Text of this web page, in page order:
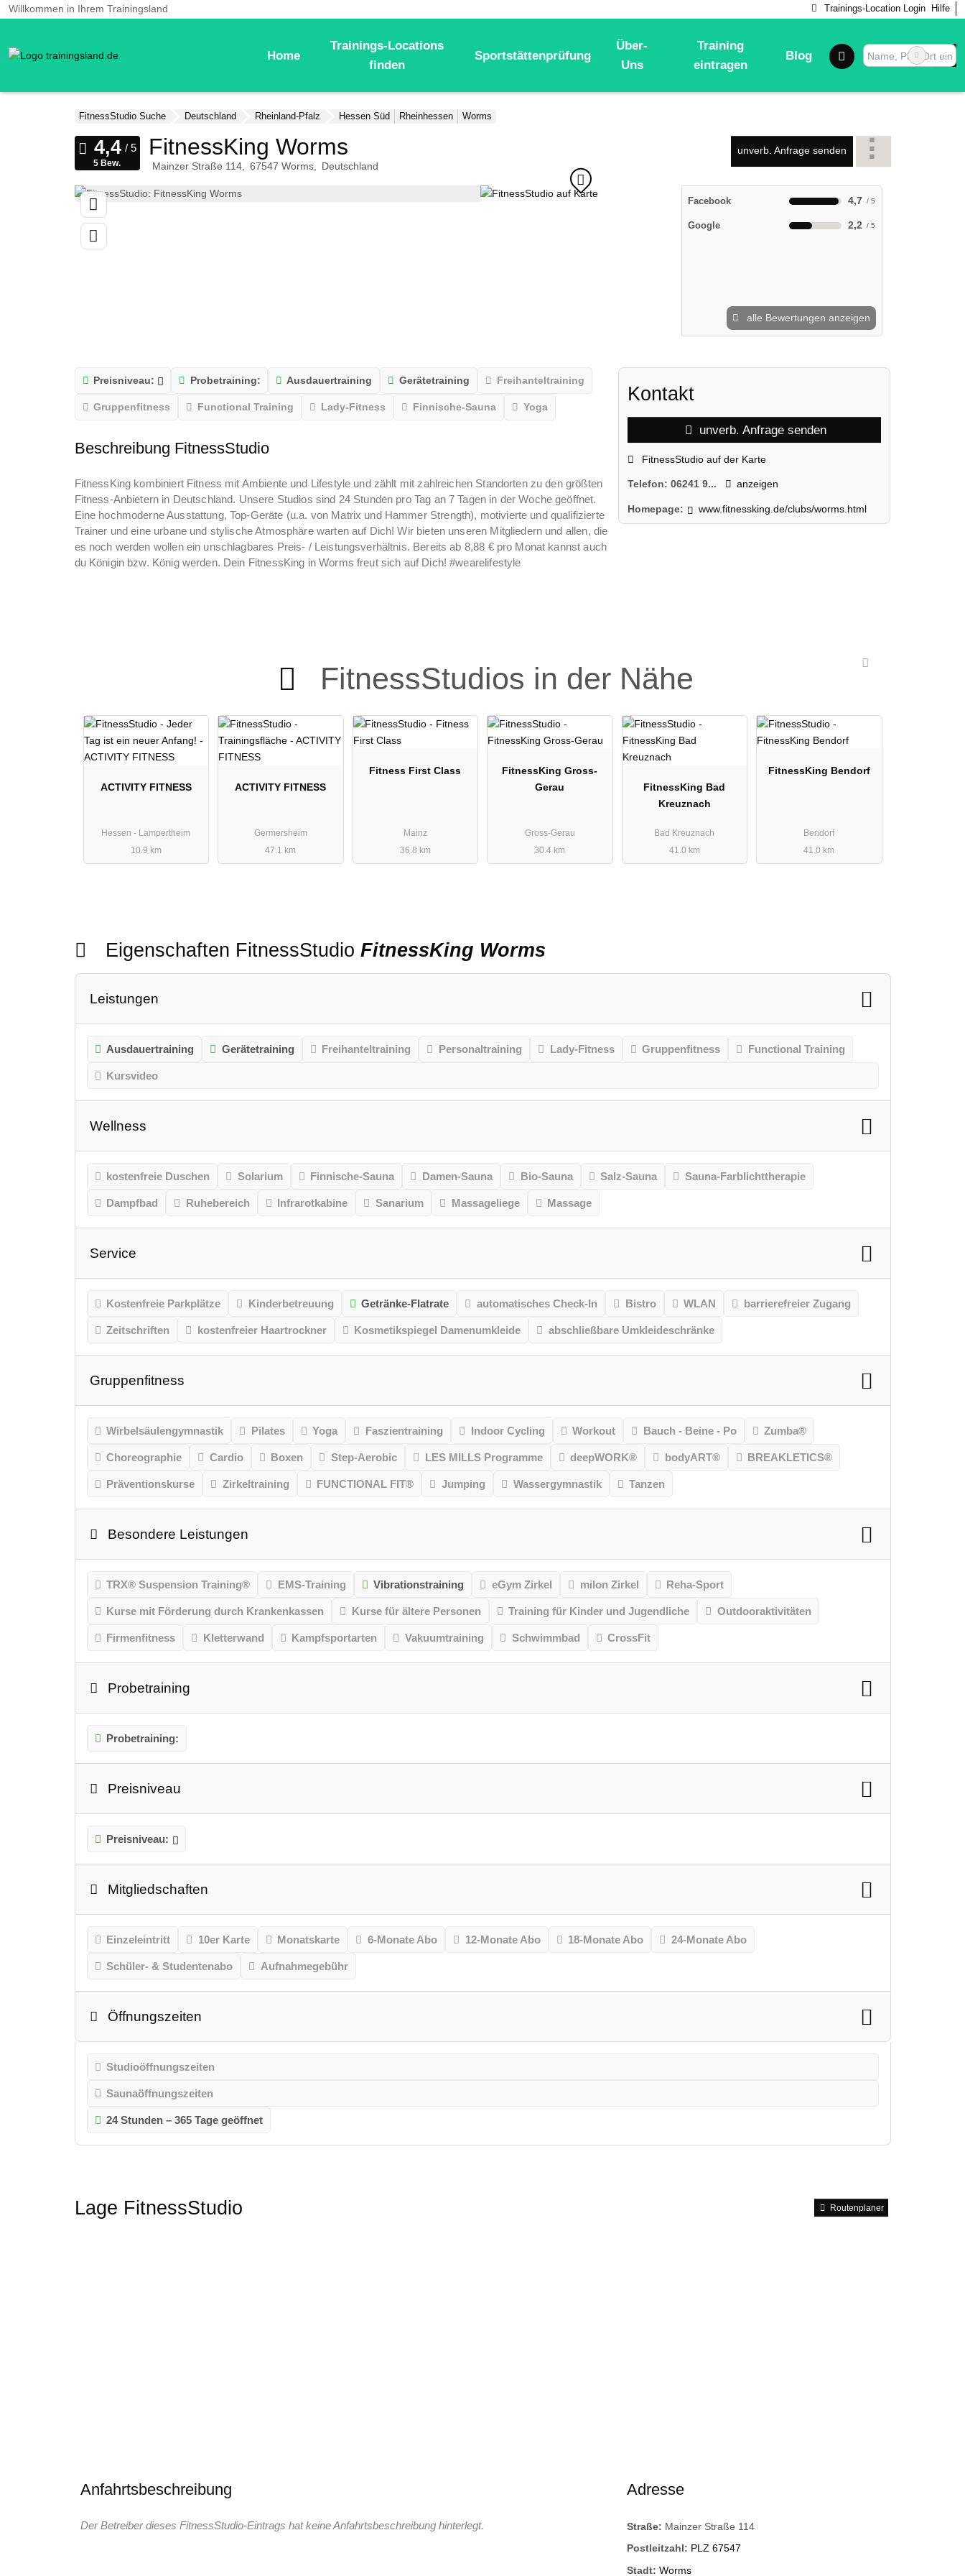
Willkommen in Ihrem Trainingsland Trainings-Location Login Hilfe
Home
Trainings-Locations
finden
Sportstättenprüfung
Über-
Uns
Training
eintragen
Blog
FitnessStudio Suche Deutschland Rheinland-Pfalz Hessen Süd Rheinhessen Worms
FitnessKing Worms
Mainzer Straße 114 67547 Worms Deutschland
unverb. Anfrage senden
5 Bew.
Facebook 4,7
Google 2,2
alle Bewertungen anzeigen
Preisniveau: Probetraining: Ausdauertraining Gerätetraining Freihanteltraining
Gruppenfitness Functional Training Lady-Fitness Finnische-Sauna Yoga
Beschreibung FitnessStudio
FitnessKing kombiniert Fitness mit Ambiente und Lifestyle und zählt mit zahlreichen Standorten zu den größten
Fitness-Anbietern in Deutschland. Unsere Studios sind 24 Stunden pro Tag an 7 Tagen in der Woche geöffnet.
Eine hochmoderne Ausstattung, Top-Geräte (u.a. von Matrix und Hammer Strength), motivierte und qualifizierte
Trainer und eine urbane und stylische Atmosphäre warten auf Dich! Wir bieten unseren Mitgliedern und allen, die
es noch werden wollen ein unschlagbares Preis- / Leistungsverhältnis. Bereits ab 8,88 € pro Monat kannst auch
du Königin bzw. König werden. Dein FitnessKing in Worms freut sich auf Dich! #wearelifestyle
Kontakt
unverb. Anfrage senden
FitnessStudio auf der Karte
Telefon:06241 9... anzeigen
Homepage: www.fitnessking.de/clubs/worms.html
FitnessStudios in der Nähe
ACTIVITY FITNESS
Hessen - Lampertheim
10.9 km
ACTIVITY FITNESS
Germersheim
47.1 km
Fitness First Class
Mainz
36.8 km
FitnessKing Gross-
Gerau
Gross-Gerau
30.4 km
FitnessKing Bad
Kreuznach
Bad Kreuznach
41.0 km
FitnessKing Bendorf
Bendorf
41.0 km
Eigenschaften FitnessStudioFitnessKing Worms
Leistungen
Ausdauertraining Gerätetraining Freihanteltraining Personaltraining Lady-Fitness Gruppenfitness Functional Training
Kursvideo
Wellness
kostenfreie Duschen Solarium Finnische-Sauna Damen-Sauna Bio-Sauna Salz-Sauna Sauna-Farblichttherapie
Dampfbad Ruhebereich Infrarotkabine Sanarium Massageliege Massage
Service
Kostenfreie Parkplätze Kinderbetreuung Getränke-Flatrate automatisches Check-In Bistro WLAN barrierefreier Zugang
Zeitschriften kostenfreier Haartrockner Kosmetikspiegel Damenumkleide abschließbare Umkleideschränke
Gruppenfitness
Wirbelsäulengymnastik Pilates Yoga Faszientraining Indoor Cycling Workout Bauch - Beine - Po Zumba®
Choreographie Cardio Boxen Step-Aerobic LES MILLS Programme deepWORK® bodyART® BREAKLETICS®
Präventionskurse Zirkeltraining FUNCTIONAL FIT® Jumping Wassergymnastik Tanzen
Besondere Leistungen
TRX® Suspension Training® EMS-Training Vibrationstraining eGym Zirkel milon Zirkel Reha-Sport
Kurse mit Förderung durch Krankenkassen Kurse für ältere Personen Training für Kinder und Jugendliche Outdooraktivitäten
Firmenfitness Kletterwand Kampfsportarten Vakuumtraining Schwimmbad CrossFit
Probetraining
Probetraining:
Preisniveau
Preisniveau:
Mitgliedschaften
Einzeleintritt 10er Karte Monatskarte 6-Monate Abo 12-Monate Abo 18-Monate Abo 24-Monate Abo
Schüler- & Studentenabo Aufnahmegebühr
Öffnungszeiten
Studioöffnungszeiten
Saunaöffnungszeiten
24 Stunden – 365 Tage geöffnet
Lage FitnessStudio Routenplaner
Anfahrtsbeschreibung
Der Betreiber dieses FitnessStudio-Eintrags hat keine Anfahrtsbeschreibung hinterlegt.
Adresse
Straße: Mainzer Straße 114
Postleitzahl: PLZ 67547
Stadt:Worms